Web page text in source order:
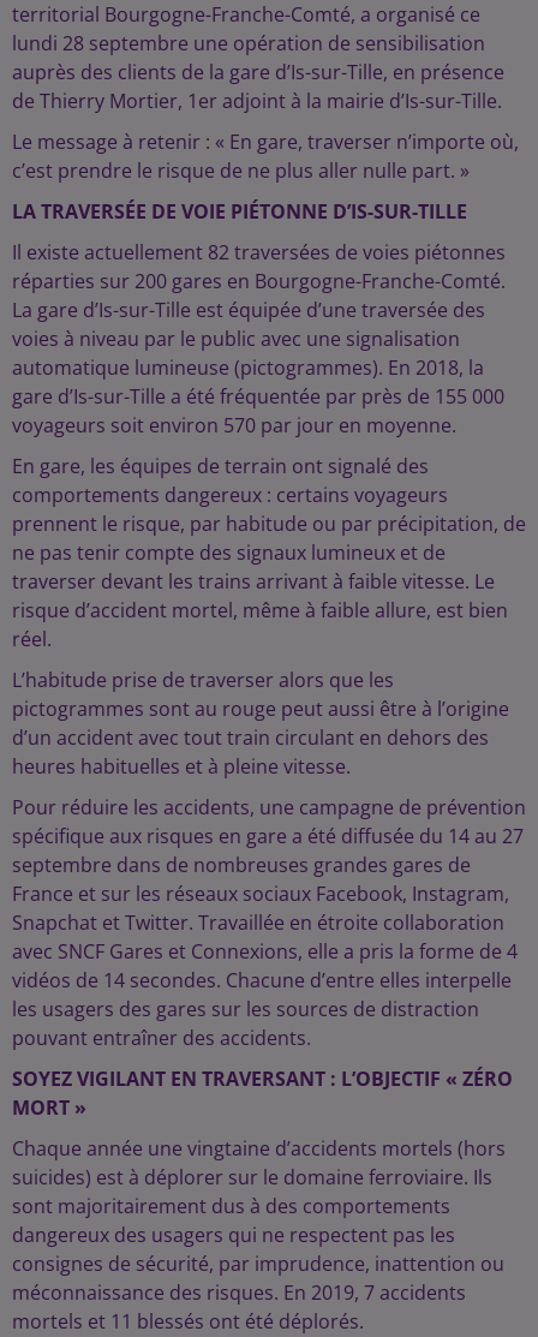
territorial Bourgogne-Franche-Comté, a organisé ce
lundi 28 septembre une opération de sensibilisation
auprès des clients de la gare d’Is-sur-Tille, en présence
de Thierry Mortier, 1er adjoint à la mairie d’Is-sur-Tille.
Le message à retenir : « En gare, traverser n’importe où,
c’est prendre le risque de ne plus aller nulle part. »
LA TRAVERSÉE DE VOIE PIÉTONNE D’IS-SUR-TILLE
Il existe actuellement 82 traversées de voies piétonnes
réparties sur 200 gares en Bourgogne-Franche-Comté.
La gare d’Is-sur-Tille est équipée d’une traversée des
voies à niveau par le public avec une signalisation
automatique lumineuse (pictogrammes). En 2018, la
gare d’Is-sur-Tille a été fréquentée par près de 155 000
voyageurs soit environ 570 par jour en moyenne.
En gare, les équipes de terrain ont signalé des
comportements dangereux : certains voyageurs
prennent le risque, par habitude ou par précipitation, de
ne pas tenir compte des signaux lumineux et de
traverser devant les trains arrivant à faible vitesse. Le
risque d’accident mortel, même à faible allure, est bien
réel.
L’habitude prise de traverser alors que les
pictogrammes sont au rouge peut aussi être à l’origine
d’un accident avec tout train circulant en dehors des
heures habituelles et à pleine vitesse.
Pour réduire les accidents, une campagne de prévention
spécifique aux risques en gare a été diffusée du 14 au 27
septembre dans de nombreuses grandes gares de
France et sur les réseaux sociaux Facebook, Instagram,
Snapchat et Twitter. Travaillée en étroite collaboration
avec SNCF Gares et Connexions, elle a pris la forme de 4
vidéos de 14 secondes. Chacune d’entre elles interpelle
les usagers des gares sur les sources de distraction
pouvant entraîner des accidents.
SOYEZ VIGILANT EN TRAVERSANT : L’OBJECTIF « ZÉRO
MORT »
Chaque année une vingtaine d’accidents mortels (hors
suicides) est à déplorer sur le domaine ferroviaire. Ils
sont majoritairement dus à des comportements
dangereux des usagers qui ne respectent pas les
consignes de sécurité, par imprudence, inattention ou
méconnaissance des risques. En 2019, 7 accidents
mortels et 11 blessés ont été déplorés.